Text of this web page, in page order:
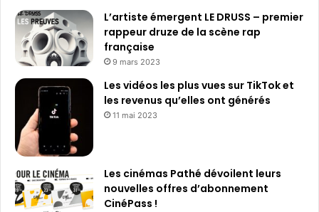
L’artiste émergent LE DRUSS – premier
rappeur druze de la scène rap
française
9 mars 2023
Les vidéos les plus vues sur TikTok et
les revenus qu’elles ont générés
11 mai 2023
Les cinémas Pathé dévoilent leurs
nouvelles offres d’abonnement
CinéPass !